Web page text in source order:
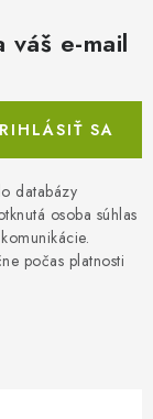
váš e-mail
databázy
osoba súhlas
počas platnosti
SA